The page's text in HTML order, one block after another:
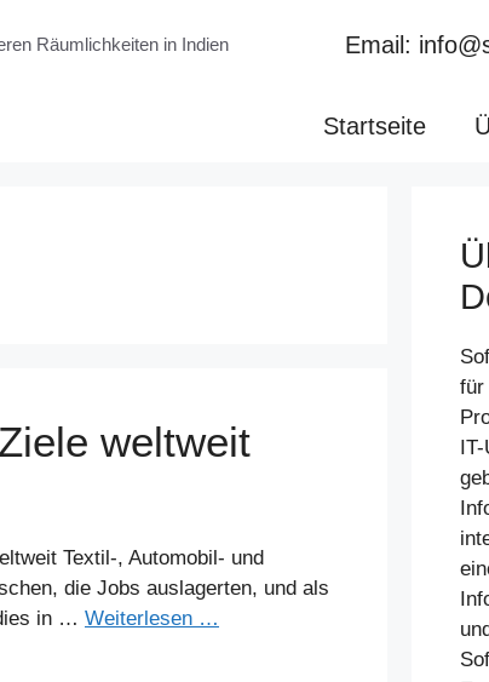
Räumlichkeiten in Indien Email:
Startseite
weltweit
Textil-, Automobil- und
die Jobs auslagerten, und als
in … Weiterlesen …
für